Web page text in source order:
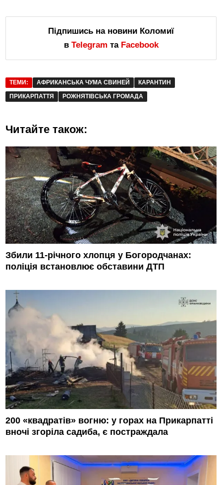
Підпишись на новини Коломиї
в Telegram та Facebook
ТЕМИ: АФРИКАНСЬКА ЧУМА СВИНЕЙ
КАРАНТИН
ПРИКАРПАТТЯ
РОЖНЯТІВСЬКА ГРОМАДА
Читайте також:
Збили 11-річного хлопця у Богородчанах:
поліція встановлює обставини ДТП
200 «квадратів» вогню: у горах на Прикарпатті
вночі згоріла садиба, є постраждала